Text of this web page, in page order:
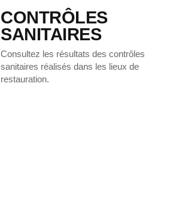
CONTRÔLES
SANITAIRES
Consultez les résultats des contrôles
sanitaires réalisés dans les lieux de
restauration.